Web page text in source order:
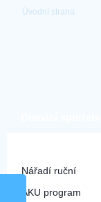
Úvodní strana
Nářadí ruční
AKU program